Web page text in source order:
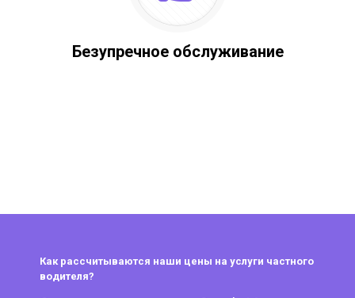
Безупречное обслуживание
Как рассчитываются наши цены на услуги частного
водителя?